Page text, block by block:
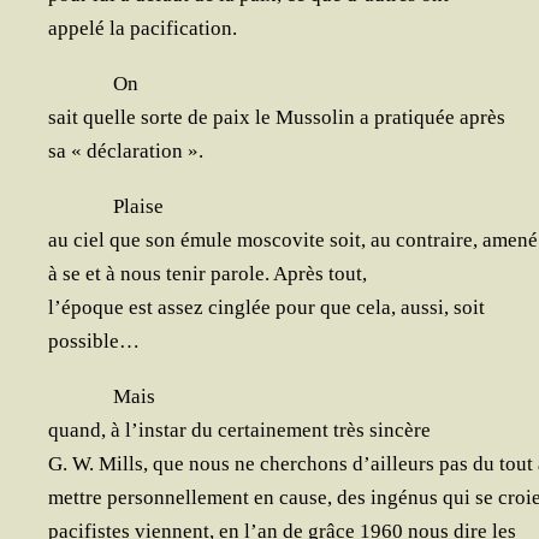
appe­lé la pacification.
On
sait quelle sorte de paix le Mus­so­lin a pra­ti­quée après
sa « déclaration ».
Plaise
au ciel que son émule mos­co­vite soit, au contraire, amené
à se et à nous tenir parole. Après tout,
l’é­poque est assez cin­glée pour que cela, aus­si, soit
possible…
Mais
quand, à l’ins­tar du cer­tai­ne­ment très sincère
G. W. Mil­ls, que nous ne cher­chons d’ailleurs pas du tout
mettre per­son­nel­le­ment en cause, des ingé­nus qui se
paci­fistes viennent, en l’an de grâce 1960 nous dire les